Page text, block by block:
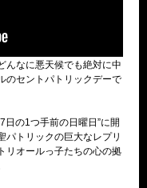
んなに悪天候でも絶対に中
のセントパトリックデーで
日の1つ手前の日曜日”に開
パトリックの巨大なレプリ
リオールっ子たちの心の拠